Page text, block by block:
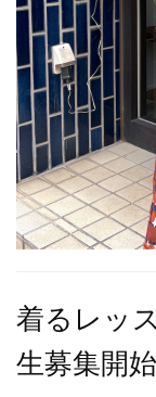
着るレッ
生募集開始